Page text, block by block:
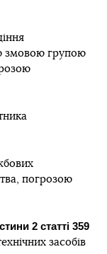
змовою групою
погрозою
2 статті 359
засобів